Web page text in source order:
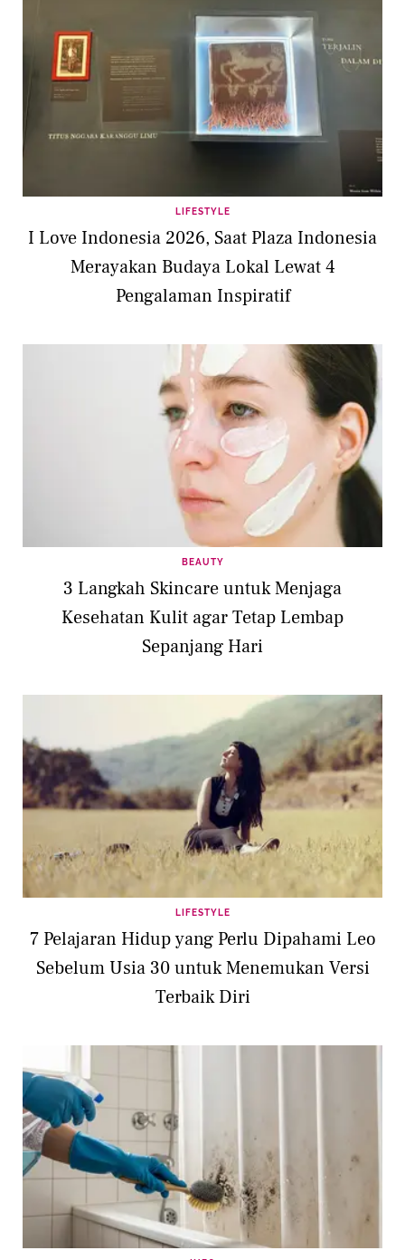
LIFESTYLE
I Love Indonesia 2026, Saat Plaza Indonesia
Merayakan Budaya Lokal Lewat 4
Pengalaman Inspiratif
BEAUTY
3 Langkah Skincare untuk Menjaga
Kesehatan Kulit agar Tetap Lembap
Sepanjang Hari
LIFESTYLE
7 Pelajaran Hidup yang Perlu Dipahami Leo
Sebelum Usia 30 untuk Menemukan Versi
Terbaik Diri